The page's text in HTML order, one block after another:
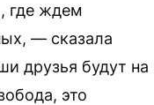
где ждем
— сказала
друзья будут на
это